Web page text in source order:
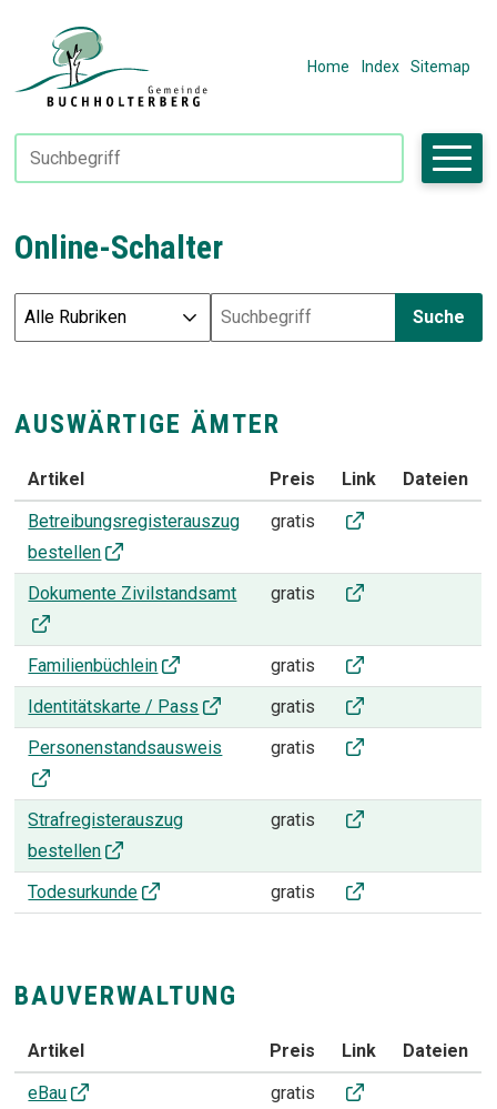
Navigieren in Fiktivhausen
Home Index Sitemap
Suchbegriff
Suche starten
Online-Schalter
Rubrik auswählen
Produktsuche
Suche
AUSWÄRTIGE ÄMTER
AUSWÄRTIGE ÄMTER
Artikel Preis Link
Dateien
Betreibungsregisterauszug
bestellen
gratis Betreibungsauszug
Dokumente Zivilstandsamt gratis Zivilstandsamt
Familienbüchlein gratis
Familienbüchlein
Identitätskarte / Pass
gratis
Identitätskarte /
Personenstandsausweis
gratis
Strafregisterauszug
bestellen
gratis Strafregisterauszug
Todesurkunde gratis Todesurkunde
BAUVERWALTUNG
BAUVERWALTUNG
Artikel Preis Link
Dateien
eBau
gratis eBau